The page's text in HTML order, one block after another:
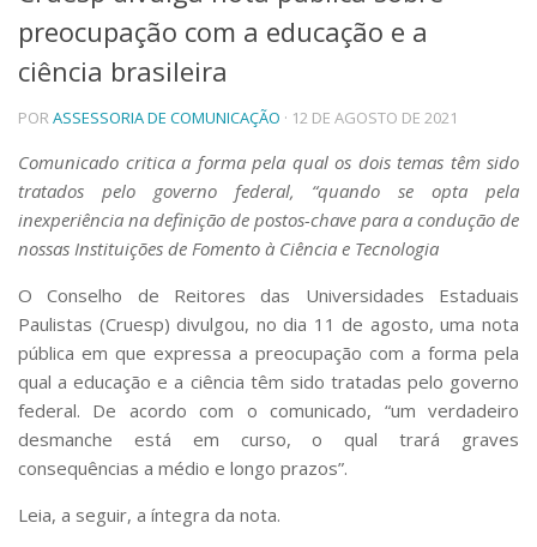
Telefones e Mapas
Pessoas
Ensino
Graduação
Educação a distância
Cursos de Extensão
Pesquisa e Inovação
Linhas de Pesquisa
Centros, Núcleos e Projetos em Rede
Pós-doutorado
Iniciação Científica
Transferência de Tecnologia
Empresas Juniores
Extensão à Comunidade
Projetos, Programas e Cursos
Museus e Espaços Interativos
preocupação com a educação e a
ciência brasileira
PORASSESSORIA DE COMUNICAÇÃO · 12 DE AGOSTO DE 2021
Comunicado critica a forma pela qual os dois temas têm sido
tratados pelo governo federal, “quando se opta pela
inexperiência na definição de postos-chave para a condução de
nossas Instituições de Fomento à Ciência e Tecnologia
O Conselho de Reitores das Universidades Estaduais
Paulistas (Cruesp) divulgou, no dia 11 de agosto, uma nota
pública em que expressa a preocupação com a forma pela
qual a educação e a ciência têm sido tratadas pelo governo
federal. De acordo com o comunicado, “um verdadeiro
desmanche está em curso, o qual trará graves
consequências a médio e longo prazos”.
Leia, a seguir, a íntegra da nota.